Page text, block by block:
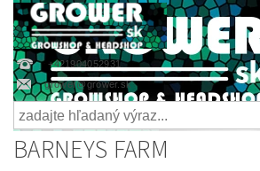
+421904052931
grower@grower.sk
BARNEYS FARM